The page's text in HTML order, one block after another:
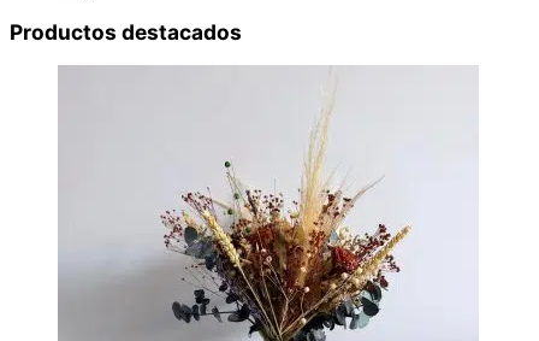
Productos destacados